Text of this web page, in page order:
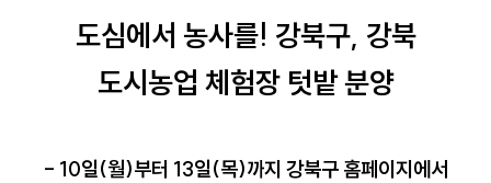
도심에서 농사를! 강북구, 강북
도시농업 체험장 텃밭 분양
- 10일(월)부터 13일(목)까지 강북구 홈페이지에서